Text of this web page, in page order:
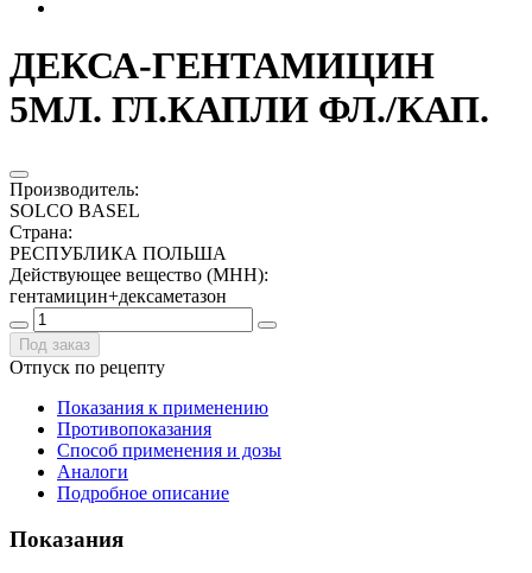
ДЕКСА-ГЕНТАМИЦИН
5МЛ. ГЛ.КАПЛИ ФЛ./КАП.
Производитель:
SOLCO BASEL
Страна:
РЕСПУБЛИКА ПОЛЬША
Действующее вещество (МНН):
гентамицин+дексаметазон
Под заказ
Отпуск по рецепту
Показания к применению
Противопоказания
Способ применения и дозы
Аналоги
Подробное описание
Показания